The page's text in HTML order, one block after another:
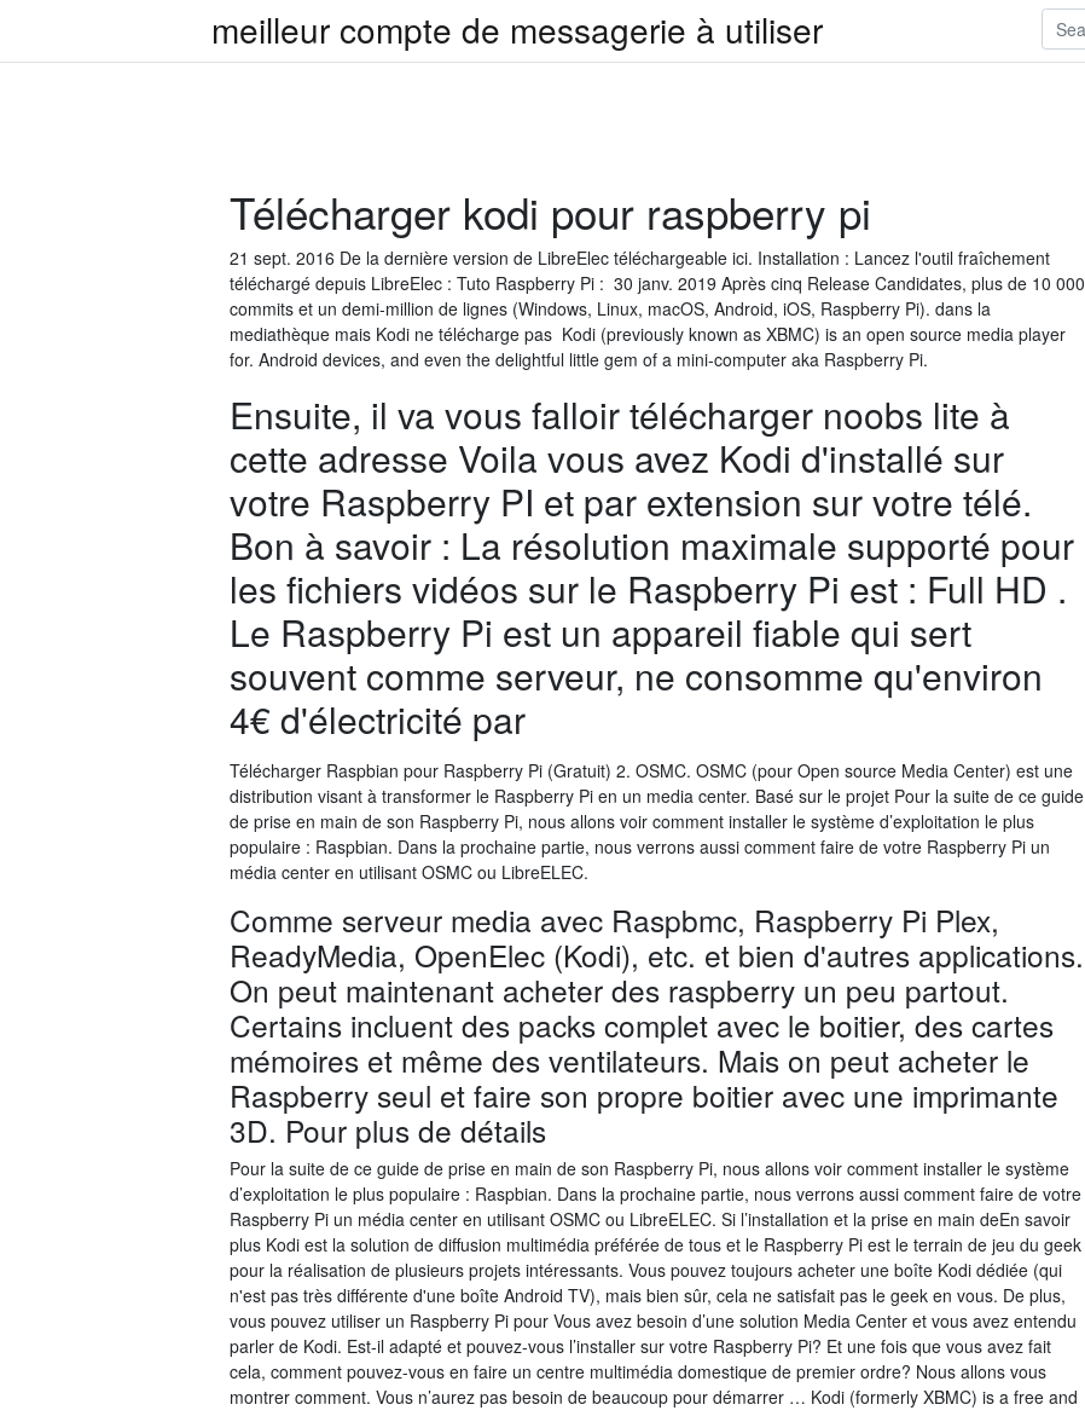
meilleur compte de messagerie à utiliser
Télécharger kodi pour raspberry pi
21 sept. 2016 De la dernière version de LibreElec téléchargeable ici. Installation : Lancez l'outil fraîchement
téléchargé depuis LibreElec : Tuto Raspberry Pi : 30 janv. 2019 Après cinq Release Candidates, plus de 10 000
commits et un demi-million de lignes (Windows, Linux, macOS, Android, iOS, Raspberry Pi). dans la
mediathèque mais Kodi ne télécharge pas Kodi (previously known as XBMC) is an open source media player
for. Android devices, and even the delightful little gem of a mini-computer aka Raspberry Pi.
Ensuite, il va vous falloir télécharger noobs lite à
cette adresse Voila vous avez Kodi d'installé sur
votre Raspberry PI et par extension sur votre télé.
Bon à savoir : La résolution maximale supporté pour
les fichiers vidéos sur le Raspberry Pi est : Full HD .
Le Raspberry Pi est un appareil fiable qui sert
souvent comme serveur, ne consomme qu'environ
4€ d'électricité par
Télécharger Raspbian pour Raspberry Pi (Gratuit) 2. OSMC. OSMC (pour Open source Media Center) est une
distribution visant à transformer le Raspberry Pi en un media center. Basé sur le projet Pour la suite de ce guide
de prise en main de son Raspberry Pi, nous allons voir comment installer le système d’exploitation le plus
populaire : Raspbian. Dans la prochaine partie, nous verrons aussi comment faire de votre Raspberry Pi un
média center en utilisant OSMC ou LibreELEC.
Comme serveur media avec Raspbmc, Raspberry Pi Plex,
ReadyMedia, OpenElec (Kodi), etc. et bien d'autres applications.
On peut maintenant acheter des raspberry un peu partout.
Certains incluent des packs complet avec le boitier, des cartes
mémoires et même des ventilateurs. Mais on peut acheter le
Raspberry seul et faire son propre boitier avec une imprimante
3D. Pour plus de détails
Pour la suite de ce guide de prise en main de son Raspberry Pi, nous allons voir comment installer le système
d’exploitation le plus populaire : Raspbian. Dans la prochaine partie, nous verrons aussi comment faire de votre
Raspberry Pi un média center en utilisant OSMC ou LibreELEC. Si l’installation et la prise en main deEn savoir
plus Kodi est la solution de diffusion multimédia préférée de tous et le Raspberry Pi est le terrain de jeu du geek
pour la réalisation de plusieurs projets intéressants. Vous pouvez toujours acheter une boîte Kodi dédiée (qui
n'est pas très différente d'une boîte Android TV), mais bien sûr, cela ne satisfait pas le geek en vous. De plus,
vous pouvez utiliser un Raspberry Pi pour Vous avez besoin d’une solution Media Center et vous avez entendu
parler de Kodi. Est-il adapté et pouvez-vous l’installer sur votre Raspberry Pi? Et une fois que vous avez fait
cela, comment pouvez-vous en faire un centre multimédia domestique de premier ordre? Nous allons vous
montrer comment. Vous n’aurez pas besoin de beaucoup pour démarrer … Kodi (formerly XBMC) is a free and